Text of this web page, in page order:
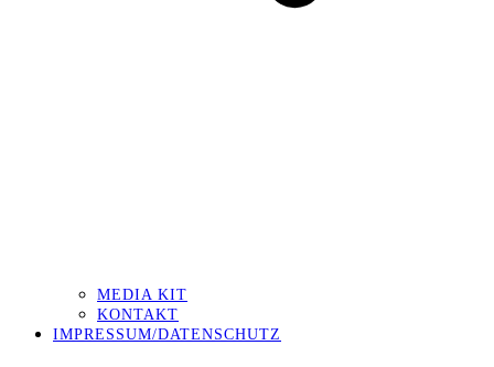
MEDIA KIT
KONTAKT
IMPRESSUM/DATENSCHUTZ